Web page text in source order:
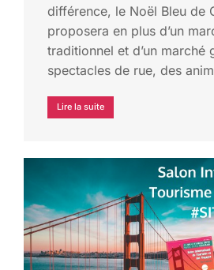
différence, le Noël Bleu de
proposera en plus d’un
traditionnel et d’un marché
spectacles de rue, des
Lire la suite